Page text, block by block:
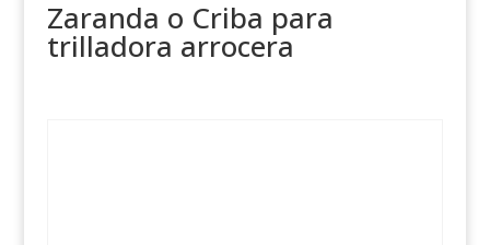
Zaranda o Criba para
trilladora arrocera